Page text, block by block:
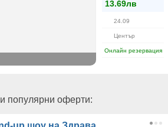
13.69лв
24.09
Център
Онлайн резервация
популярни оферти: